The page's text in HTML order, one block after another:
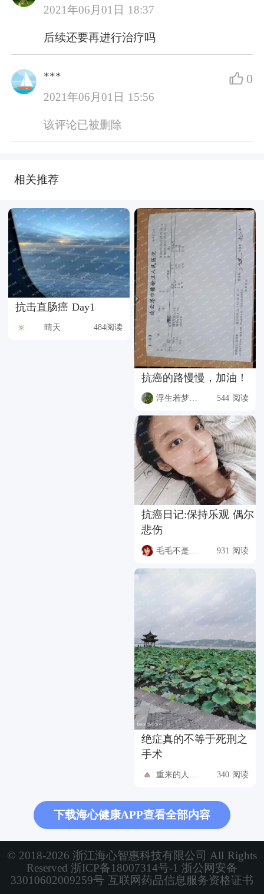
2021年06月01日 18:37
后续还要再进行治疗吗
***
2021年06月01日 15:56
0
该评论已被删除
相关推荐
抗击直肠癌 Day1
晴天 484阅读
抗癌的路慢慢，加油！
544 阅读
抗癌日记:保持乐观 偶尔
悲伤
931 阅读
绝症真的不等于死刑之
手术
340 阅读
下载海心健康APP查看全部内容
© 2018-2026 浙江海心智惠科技有限公司 All Rights
Reserved 浙ICP备18007314号-1 浙公网安备
33010602009259号 互联网药品信息服务资格证书